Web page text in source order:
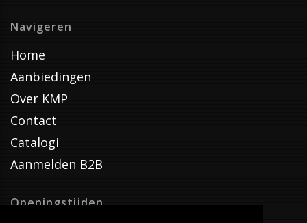
Navigeren
Home
Aanbiedingen
Over KMP
Contact
Catalogi
Aanmelden B2B
Openingstijden